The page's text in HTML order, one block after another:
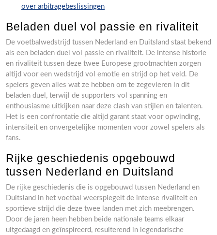
over arbitragebeslissingen
Beladen duel vol passie en rivaliteit
De voetbalwedstrijd tussen Nederland en Duitsland staat bekend
als een beladen duel vol passie en rivaliteit. De intense historie
en rivaliteit tussen deze twee Europese grootmachten zorgen
altijd voor een wedstrijd vol emotie en strijd op het veld. De
spelers geven alles wat ze hebben om te zegevieren in dit
beladen duel, terwijl de supporters vol spanning en
enthousiasme uitkijken naar deze clash van stijlen en talenten.
Het is een confrontatie die altijd garant staat voor opwinding,
intensiteit en onvergetelijke momenten voor zowel spelers als
fans.
Rijke geschiedenis opgebouwd
tussen Nederland en Duitsland
De rijke geschiedenis die is opgebouwd tussen Nederland en
Duitsland in het voetbal weerspiegelt de intense rivaliteit en
sportieve strijd die deze twee landen met zich meebrengen.
Door de jaren heen hebben beide nationale teams elkaar
uitgedaagd en geïnspireerd, resulterend in legendarische